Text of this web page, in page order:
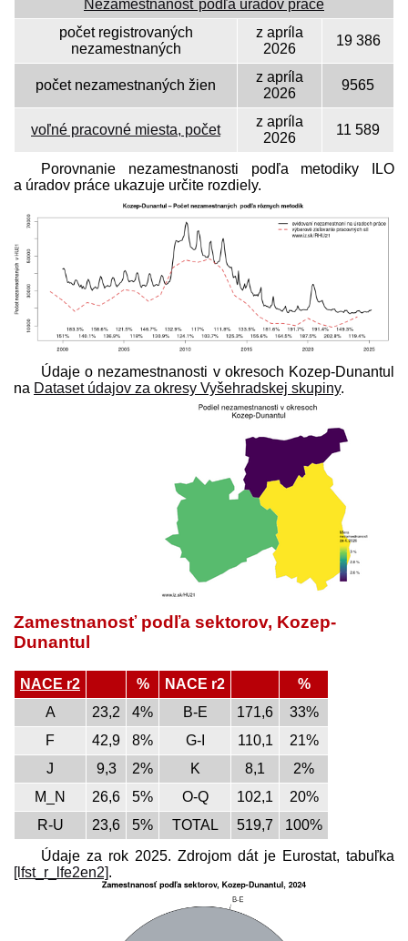
Nezamestnanosť podľa úradov práce
počet registrovaných
nezamestnaných
z apríla
2026
19 386
počet nezamestnaných žien
z apríla
2026
9565
voľné pracovné miesta, počet
z apríla
2026
11 589
Porovnanie nezamestnanosti podľa metodiky ILO
a úradov práce ukazuje určite rozdiely.
Údaje o nezamestnanosti v okresoch Kozep-Dunantul
na Dataset údajov za okresy Vyšehradskej skupiny.
Zamestnanosť podľa sektorov, Kozep-
Dunantul
NACE r2 % NACE r2
%
A
23,2 4% B-E 171,6
33%
F
42,9 8% G-I 110,1
21%
J
9,3 2% K 8,1
2%
M_N
26,6 5% O-Q 102,1
20%
R-U
23,6 5% TOTAL 519,7
100%
Údaje za rok 2025. Zdrojom dát je Eurostat, tabuľka
[lfst_r_lfe2en2].